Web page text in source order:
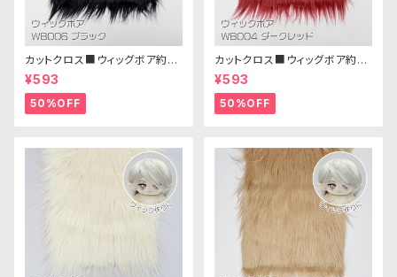
カットクロス■ウィッグボア約8c
m(ブラック)WB006ボア生地 2
5cm × 45cm
¥593
50%OFF
カットクロス■ウィッグボア約8c
m(ダークレッド)WB004ボア生
地 25cm × 45cm
¥593
50%OFF